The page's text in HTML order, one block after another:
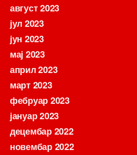
август 2023
јул 2023
јун 2023
мај 2023
април 2023
март 2023
фебруар 2023
јануар 2023
децембар 2022
новембар 2022